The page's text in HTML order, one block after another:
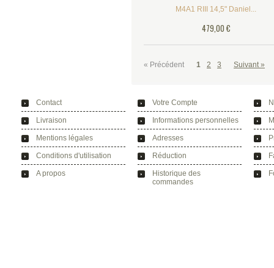
M4A1 RIII 14,5" Daniel...
479,00 €
« Précédent 1 2 3 Suivant »
Contact
Livraison
Mentions légales
Conditions d'utilisation
A propos
Votre Compte
Informations personnelles
Adresses
Réduction
Historique des
commandes